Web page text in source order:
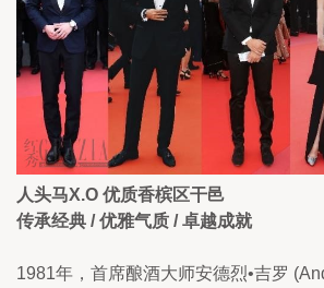
人头马X.O 优质香槟区干邑
传承经典 / 优雅气质 / 卓越成就
1981年，首席酿酒大师安德烈•吉罗